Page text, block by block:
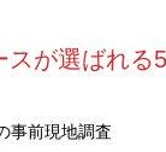
スが選ばれる
事前現地調査